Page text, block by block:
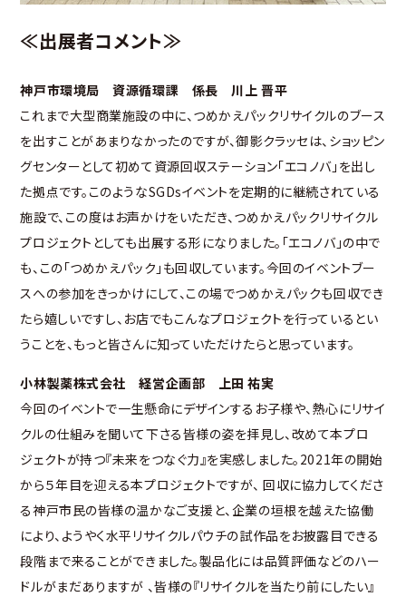
≪出展者コメント≫
神戸市環境局 資源循環課 係長 川上 晋平
これまで大型商業施設の中に、つめかえパックリサイクルのブース
を出すことがあまりなかったのですが、御影クラッセは、ショッピン
グセンターとして初めて資源回収ステーション「エコノバ」を出し
た拠点です。このようなSGDsイベントを定期的に継続されている
施設で、この度はお声かけをいただき、つめかえパックリサイクル
プロジェクトとしても出展する形になりました。「エコノバ」の中で
も、この「つめかえパック」も回収しています。今回のイベントブー
スへの参加をきっかけにして、この場でつめかえパックも回収でき
たら嬉しいですし、お店でもこんなプロジェクトを行っているとい
うことを、もっと皆さんに知っていただけたらと思っています。
小林製薬株式会社 経営企画部 上田 祐実
今回のイベントで一生懸命にデザインするお子様や、熱心にリサイ
クルの仕組みを聞いて下さる皆様の姿を拝見し、改めて本プロ
ジェクトが持つ『未来をつなぐ力』を実感しました。2021年の開始
から５年目を迎える本プロジェクトですが、 回収に協力してくださ
る神戸市民の皆様の温かなご支援と、企業の垣根を越えた協働
により、ようやく水平リサイクルパウチの試作品をお披露目できる
段階まで来ることができました。製品化には品質評価などのハー
ドルがまだありますが 、皆様の『リサイクルを当たり前にしたい』